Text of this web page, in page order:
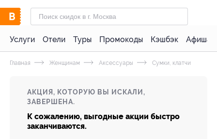
Услуги Отели Туры Промокоды Кэшбэк Афиша
Главная Женщинам Аксессуары Сумки, клатчи
АКЦИЯ, КОТОРУЮ ВЫ ИСКАЛИ,
ЗАВЕРШЕНА.
К сожалению, выгодные акции быстро
заканчиваются.